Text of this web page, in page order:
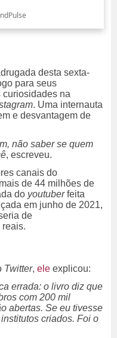
desta sexta-
para seus
na
. Uma internauta
e desvantagem de
não saber se quem
, escreveu.
canais do
de 44 milhões de
do youtuberfeita
em junho de 2021,
de
Twitter, ele explicou:
errada: o livro diz que
com 200 mil
abertas. Se eu tivesse
criados. Foi o